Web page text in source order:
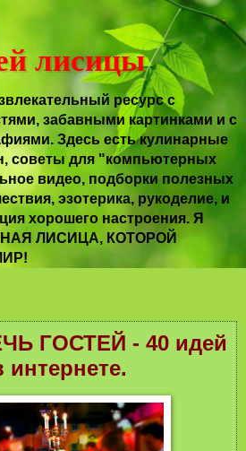
лисицы
ресурс с
забавными картинками и с
Здесь есть кулинарные
советы для "компьютерных
видео, подборки полезных
эзотерика, рукоделие, и
хорошего настроения. Я
ЛИСИЦА, КОТОРОЙ
ГОСТЕЙ - 40 идей